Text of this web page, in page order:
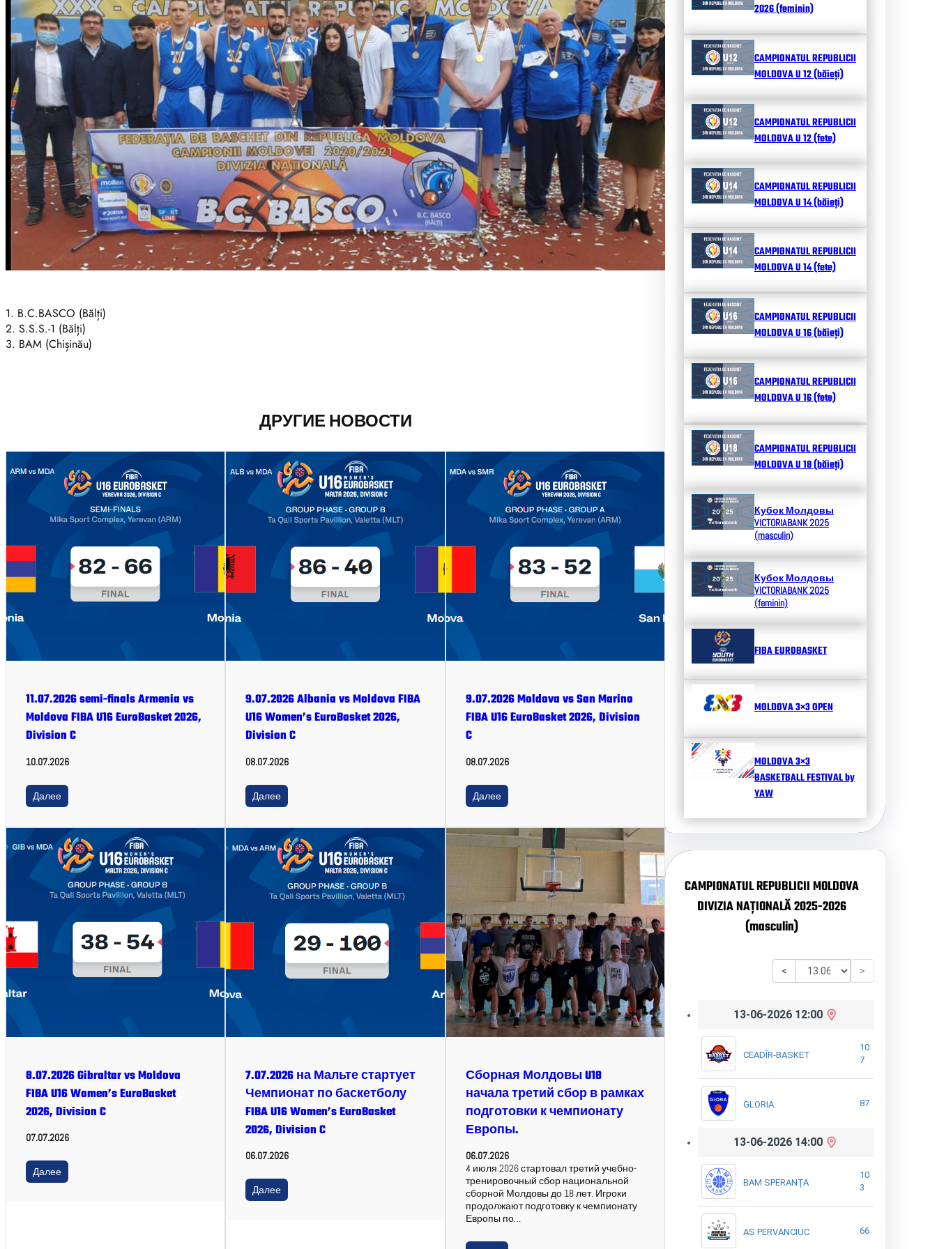
1. B.C.BASCO (Bălți)
2. S.S.S.-1 (Bălți)
3. BAM (Chișinău)
ДРУГИЕ НОВОСТИ
11.07.2026 semi-finals Armenia vs
Moldova FIBA U16 EuroBasket 2026,
Division C
10.07.2026
Далее
9.07.2026 Albania vs Moldova FIBA
U16 Women’s EuroBasket 2026,
Division C
08.07.2026
Далее
9.07.2026 Moldova vs San Marino
FIBA U16 EuroBasket 2026, Division
C
08.07.2026
Далее
8.07.2026 Gibraltar vs Moldova
FIBA U16 Women’s EuroBasket
2026, Division C
07.07.2026
Далее
7.07.2026 на Мальте стартует
Чемпионат по баскетболу
FIBA U16 Women’s EuroBasket
2026, Division C
06.07.2026
Далее
Сборная Молдовы U18
начала третий сбор в рамках
подготовки к чемпионату
Европы.
06.07.2026
4 июля 2026 стартовал третий учебно-
тренировочный сбор национальной
сборной Молдовы до 18 лет. Игроки
продолжают подготовку к чемпионату
Европы по…
2026 (feminin)
CAMPIONATUL REPUBLICII
MOLDOVA U 12 (băieți)
CAMPIONATUL REPUBLICII
MOLDOVA U 12 (fete)
CAMPIONATUL REPUBLICII
MOLDOVA U 14 (băieți)
CAMPIONATUL REPUBLICII
MOLDOVA U 14 (fete)
CAMPIONATUL REPUBLICII
MOLDOVA U 16 (băieți)
CAMPIONATUL REPUBLICII
MOLDOVA U 16 (fete)
CAMPIONATUL REPUBLICII
MOLDOVA U 18 (băieți)
Кубок Молдовы
VICTORIABANK 2025
(masculin)
Кубок Молдовы
VICTORIABANK 2025
(feminin)
FIBA EUROBASKET
MOLDOVA 3×3 OPEN
MOLDOVA 3×3
BASKETBALL FESTIVAL by
YAW
CAMPIONATUL REPUBLICII MOLDOVA
DIVIZIA NAȚIONALĂ 2025-2026
(masculin)
< >
13-06-2026 12:00
CEADÎR-BASKET
10
7
GLORIA 87
13-06-2026 14:00
BAM SPERANȚA
10
3
AS PERVANCIUC 66